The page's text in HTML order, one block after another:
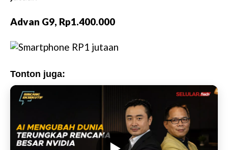
Advan G9, Rp1.400.000
Tonton juga: